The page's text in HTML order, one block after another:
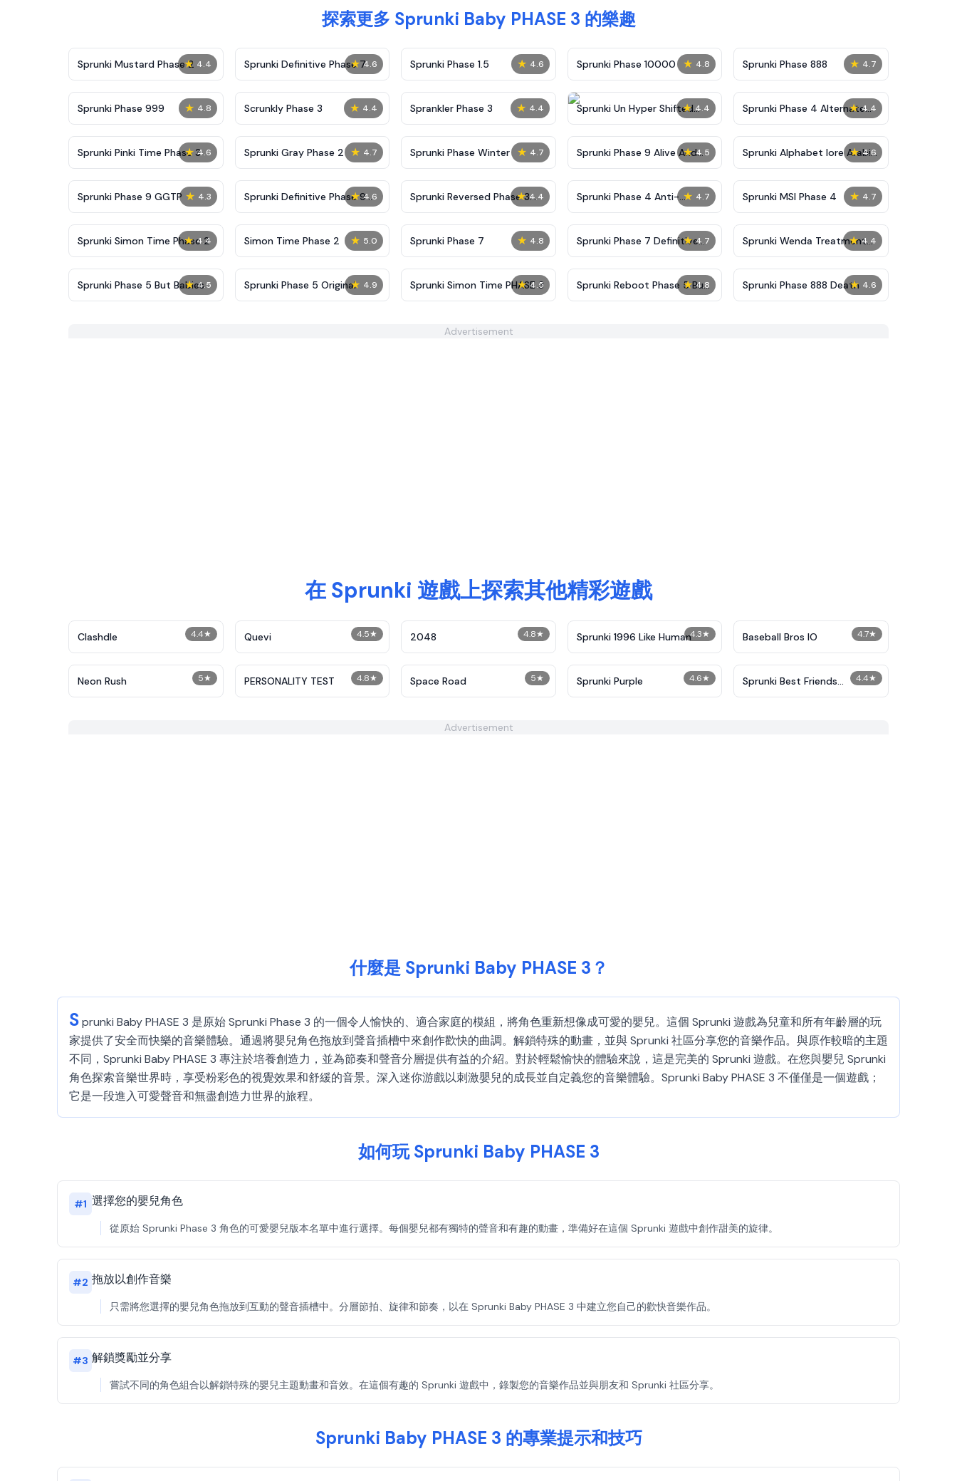
探索更多 Sprunki Baby PHASE 3 的樂趣
★ 4.4
Sprunki Mustard Phase 2 ★ 4.6
Sprunki Definitive Phase 7 ★ 4.6
Sprunki Phase 1.5 ★ 4.8
Sprunki Phase 10000 ★ 4.7
Sprunki Phase 888
★ 4.8
Sprunki Phase 999 ★ 4.4
Scrunkly Phase 3 ★ 4.4
Sprankler Phase 3 ★ 4.4
Sprunki Un Hyper Shifted
Phase 4
★ 4.4
Sprunki Phase 4 Alternate
Edition
★ 4.6
Sprunki Pinki Time Phase 3 ★ 4.7
Sprunki Gray Phase 2 ★ 4.7
Sprunki Phase Winter ★ 4.5
Sprunki Phase 9 Alive And
Malediction
★ 4.6
Sprunki Alphabet lore Arabic
Phase 3
★ 4.3
Sprunki Phase 9 GGTP ★ 4.6
Sprunki Definitive Phase 9
New
★ 4.4
Sprunki Reversed Phase 3
Definitive
★ 4.7
Sprunki Phase 4 Anti-
Shifted
★ 4.7
Sprunki MSI Phase 4
★ 4.4
Sprunki Simon Time Phase 2 ★ 5.0
Simon Time Phase 2 ★ 4.8
Sprunki Phase 7 ★ 4.7
Sprunki Phase 7 Definitive
(Fanmade)
★ 4.4
Sprunki Wenda Treatment
Phase 40
★ 4.5
Sprunki Phase 5 But Babies ★ 4.9
Sprunki Phase 5 Original ★ 4.5
Sprunki Simon Time PHASE 3 ★ 4.8
Sprunki Reboot Phase 5 But
All Alive
★ 4.6
Sprunki Phase 888 Death
Advertisement
在 Sprunki 遊戲上探索其他精彩遊戲
4.4★
Clashdle 4.5★
Quevi 4.8★
2048 4.3★
Sprunki 1996 Like Human 4.7★
Baseball Bros IO
5★
Neon Rush 4.8★
PERSONALITY TEST 5★
Space Road 4.6★
Sprunki Purple 4.4★
Sprunki Best Friends
Slaughter
Advertisement
什麼是 Sprunki Baby PHASE 3？
Sprunki Baby PHASE 3 是原始 Sprunki Phase 3 的一個令人愉快的、適合家庭的模組，將角色重新想像成可愛的嬰兒。這個 Sprunki 遊戲為兒童和所有年齡層的玩
家提供了安全而快樂的音樂體驗。通過將嬰兒角色拖放到聲音插槽中來創作歡快的曲調。解鎖特殊的動畫，並與 Sprunki 社區分享您的音樂作品。與原作較暗的主題
不同，Sprunki Baby PHASE 3 專注於培養創造力，並為節奏和聲音分層提供有益的介紹。對於輕鬆愉快的體驗來說，這是完美的 Sprunki 遊戲。在您與嬰兒 Sprunki
角色探索音樂世界時，享受粉彩色的視覺效果和舒緩的音景。深入迷你游戲以刺激嬰兒的成長並自定義您的音樂體驗。Sprunki Baby PHASE 3 不僅僅是一個遊戲；
它是一段進入可愛聲音和無盡創造力世界的旅程。
如何玩 Sprunki Baby PHASE 3
#1 選擇您的嬰兒角色
從原始 Sprunki Phase 3 角色的可愛嬰兒版本名單中進行選擇。每個嬰兒都有獨特的聲音和有趣的動畫，準備好在這個 Sprunki 遊戲中創作甜美的旋律。
#2 拖放以創作音樂
只需將您選擇的嬰兒角色拖放到互動的聲音插槽中。分層節拍、旋律和節奏，以在 Sprunki Baby PHASE 3 中建立您自己的歡快音樂作品。
#3 解鎖獎勵並分享
嘗試不同的角色組合以解鎖特殊的嬰兒主題動畫和音效。在這個有趣的 Sprunki 遊戲中，錄製您的音樂作品並與朋友和 Sprunki 社區分享。
Sprunki Baby PHASE 3 的專業提示和技巧